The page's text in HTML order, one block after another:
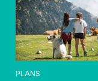
PLANS